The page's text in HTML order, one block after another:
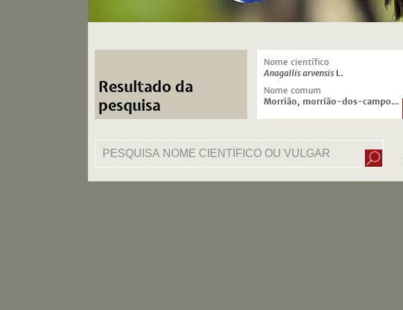
Resultado da
pesquisa
Nome científico
Anagallis arvensis L.
Nome comum
Morrião, morrião-dos-campos, erva-do-garrotilho